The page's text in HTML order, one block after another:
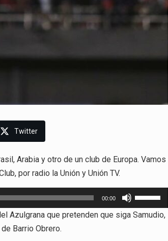
Twitter
Arabia y otro de un club de Europa. Vamos
por radio la Unión y Unión TV.
00:00
las
teclas
Azulgrana que pretenden que siga Samudio,
Barrio Obrero.